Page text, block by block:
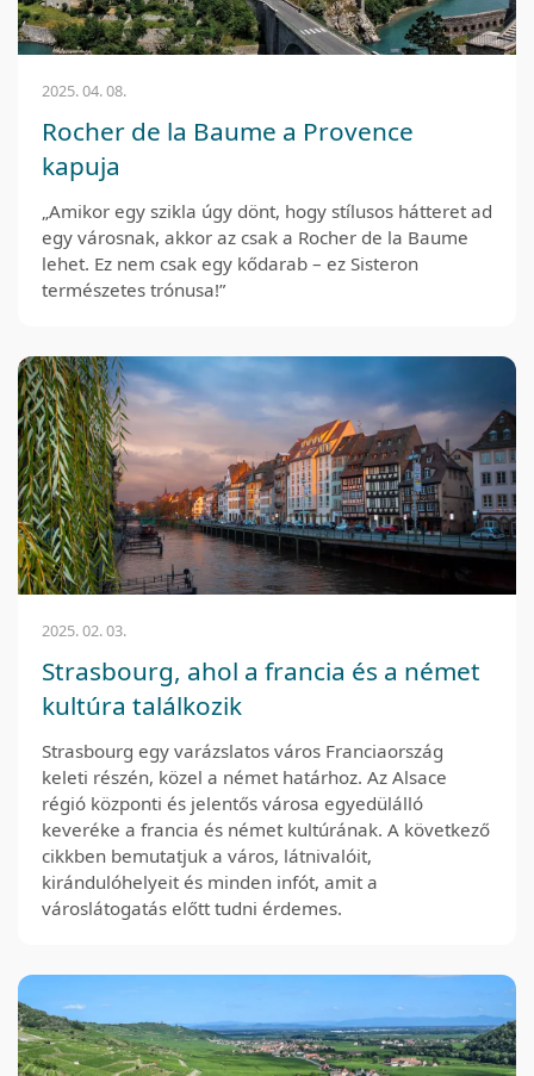
2025. 04. 08.
Rocher de la Baume a Provence
kapuja
„Amikor egy szikla úgy dönt, hogy stílusos hátteret ad
egy városnak, akkor az csak a Rocher de la Baume
lehet. Ez nem csak egy kődarab – ez Sisteron
természetes trónusa!”
2025. 02. 03.
Strasbourg, ahol a francia és a német
kultúra találkozik
Strasbourg egy varázslatos város Franciaország
keleti részén, közel a német határhoz. Az Alsace
régió központi és jelentős városa egyedülálló
keveréke a francia és német kultúrának. A következő
cikkben bemutatjuk a város, látnivalóit,
kirándulóhelyeit és minden infót, amit a
városlátogatás előtt tudni érdemes.